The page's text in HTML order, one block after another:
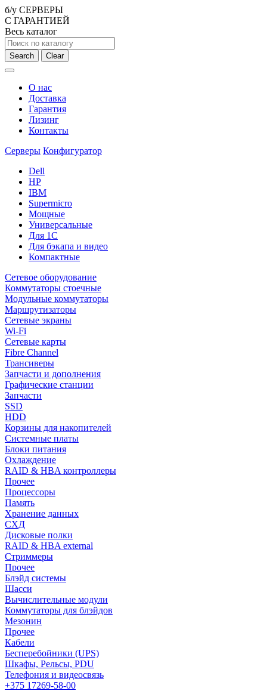
б/у СЕРВЕРЫ
С ГАРАНТИЕЙ
Весь каталог
Search Clear
О нас
Доставка
Гарантия
Лизинг
Контакты
Серверы Конфигуратор
Dell
HP
IBM
Supermicro
Мощные
Универсальные
Для 1С
Для бэкапа и видео
Компактные
Сетевое оборудование
Коммутаторы стоечные
Модульные коммутаторы
Маршрутизаторы
Сетевые экраны
Wi-Fi
Сетевые карты
Fibre Channel
Трансиверы
Запчасти и дополнения
Графические станции
Запчасти
SSD
HDD
Корзины для накопителей
Системные платы
Блоки питания
Охлаждение
RAID & HBA контроллеры
Прочее
Процессоры
Память
Хранение данных
СХД
Дисковые полки
RAID & HBA external
Стриммеры
Прочее
Блэйд системы
Шасси
Вычислительные модули
Коммутаторы для блэйдов
Мезонин
Прочее
Кабели
Бесперебойники (UPS)
Шкафы, Рельсы, PDU
Телефония и видеосвязь
+375 17269-58-00